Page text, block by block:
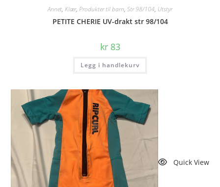
Annet, Klær, Produkter til barn, Str 98/104, Utstyr
PETITE CHERIE UV-drakt str 98/104
kr83
Legg i handlekurv
Quick View